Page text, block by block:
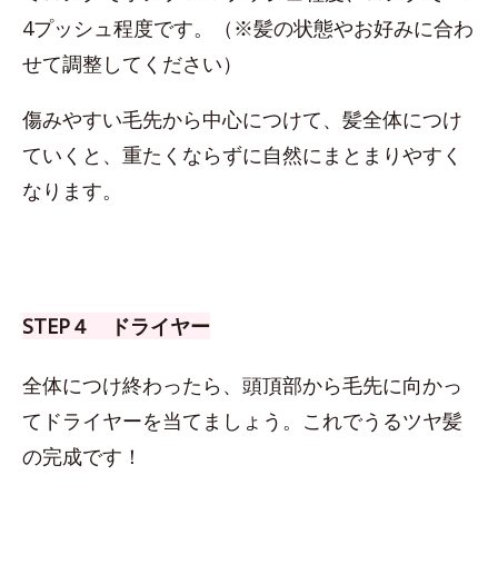
4プッシュ程度です。（※髪の状態やお好みに合わ
せて調整してください）
傷みやすい毛先から中心につけて、髪全体につけ
ていくと、重たくならずに自然にまとまりやすく
なります。
STEP４ ドライヤー
全体につけ終わったら、頭頂部から毛先に向かっ
てドライヤーを当てましょう。これでうるツヤ髪
の完成です！